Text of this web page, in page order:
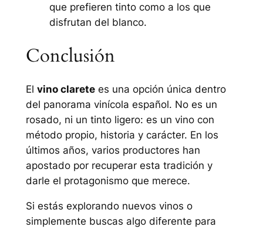
que prefieren tinto como a los que
disfrutan del blanco.
Conclusión
El vino claretees una opción única dentro
del panorama vinícola español. No es un
rosado, ni un tinto ligero: es un vino con
método propio, historia y carácter. En los
últimos años, varios productores han
apostado por recuperar esta tradición y
darle el protagonismo que merece.
Si estás explorando nuevos vinos o
simplemente buscas algo diferente para